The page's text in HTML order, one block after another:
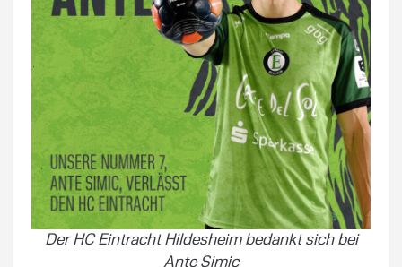
Der HC Eintracht Hildesheim bedankt sich bei
Ante Simic